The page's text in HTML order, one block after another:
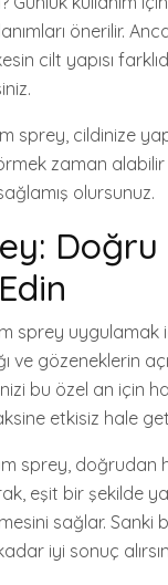
önerilir.
cilt yapısı
cildinize
zaman
olursunuz.
sprey uygulamak
ve gözeneklerin
bu özel an
etkisiz hale
sprey, doğrudan
eşit bir şekilde
sağlar.
iyi sonuç